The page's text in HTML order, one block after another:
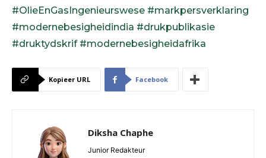
#OlieEnGasIngenieurswese #markpersverklaring
#modernebesigheidindia #drukpublikasie
#druktydskrif #modernebesigheidafrika
Kopieer URL Facebook
Diksha Chaphe
Junior Redakteur